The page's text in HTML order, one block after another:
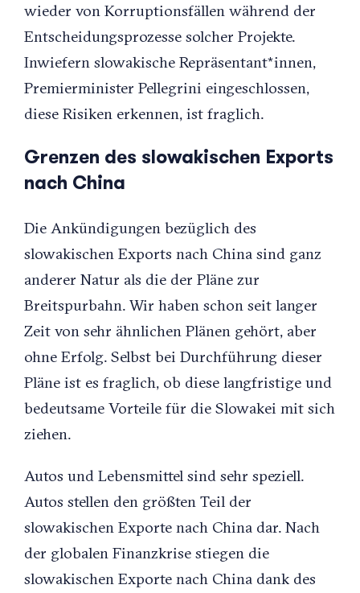
wieder von Korruptionsfällen während der
Entscheidungsprozesse solcher Projekte.
Inwiefern slowakische Repräsentant*innen,
Premierminister Pellegrini eingeschlossen,
diese Risiken erkennen, ist fraglich.
Grenzen des slowakischen Exports
nach China
Die Ankündigungen bezüglich des
slowakischen Exports nach China sind ganz
anderer Natur als die der Pläne zur
Breitspurbahn. Wir haben schon seit langer
Zeit von sehr ähnlichen Plänen gehört, aber
ohne Erfolg. Selbst bei Durchführung dieser
Pläne ist es fraglich, ob diese langfristige und
bedeutsame Vorteile für die Slowakei mit sich
ziehen.
Autos und Lebensmittel sind sehr speziell.
Autos stellen den größten Teil der
slowakischen Exporte nach China dar. Nach
der globalen Finanzkrise stiegen die
slowakischen Exporte nach China dank des